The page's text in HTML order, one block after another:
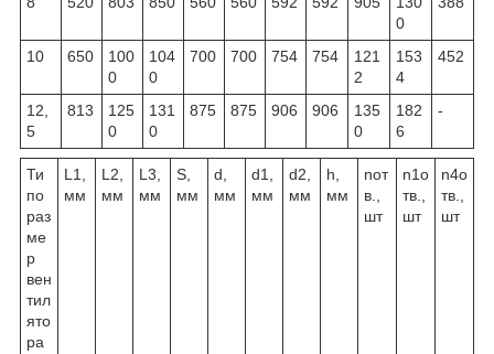
0
10 650
100
0
104
0
700 700 754 754
121
2
153
4
452
12,
5
813
125
0
131
0
875 875 906 906
135
0
182
6
-
Ти
по
раз
ме
р
вен
тил
ято
ра
L1,
мм
L2,
мм
L3,
мм
S,
мм
d,
мм
d1,
мм
d2,
мм
h,
мм
nот
в.,
шт
n1о
тв.,
шт
n4о
тв.,
шт